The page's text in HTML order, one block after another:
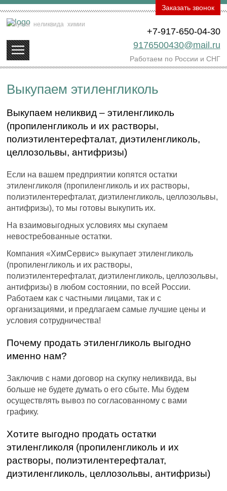
Покупка неликвида химии
+7-917-650-04-30
9176500430@mail.ru
Работаем по России и СНГ
Заказать звонок
Выкупаем этиленгликоль
Выкупаем неликвид – этиленгликоль
(пропиленгликоль и их растворы,
полиэтилентерефталат, диэтиленгликоль,
целлозольвы, антифризы)
Если на вашем предприятии копятся остатки
этиленгликоля (пропиленгликоль и их растворы,
полиэтилентерефталат, диэтиленгликоль, целлозольвы,
антифризы), то мы готовы выкупить их.
На взаимовыгодных условиях мы скупаем
невостребованные остатки.
Компания «ХимСервис» выкупает этиленгликоль
(пропиленгликоль и их растворы,
полиэтилентерефталат, диэтиленгликоль, целлозольвы,
антифризы) в любом состоянии, по всей России.
Работаем как с частными лицами, так и с
организациями, и предлагаем самые лучшие цены и
условия сотрудничества!
Почему продать этиленгликоль выгодно
именно нам?
Заключив с нами договор на скупку неликвида, вы
больше не будете думать о его сбыте. Мы будем
осуществлять вывоз по согласованному с вами
графику.
Хотите выгодно продать остатки
этиленгликоля (пропиленгликоль и их
растворы, полиэтилентерефталат,
диэтиленгликоль, целлозольвы, антифризы)